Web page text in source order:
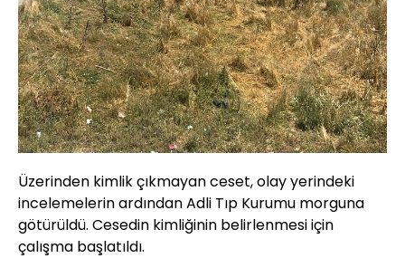
Üzerinden kimlik çıkmayan ceset, olay yerindeki
incelemelerin ardından Adli Tıp Kurumu morguna
götürüldü. Cesedin kimliğinin belirlenmesi için
çalışma başlatıldı.